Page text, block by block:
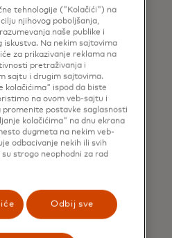
ograničenja za
interneta u
I udaljeni
na mreži imaju
Literatura o
pokazuje da se
na poslove sa
i relativno
poslovima.
veću
na vreme i
tehnologije ("Kolačići") na
njihovog poboljšanja,
naše publike i
iskustva. Na nekim sajtovima
za prikazivanje reklama na
pretraživanja i
sajtu i drugim sajtovima.
kolačićima" ispod da biste
na ovom veb-sajtu i
promenite postavke saglasnosti
kolačićima" na dnu ekrana
dugmeta na nekim veb-
odbacivanje nekih ili svih
su strogo neophodni za rad
Odbij sve